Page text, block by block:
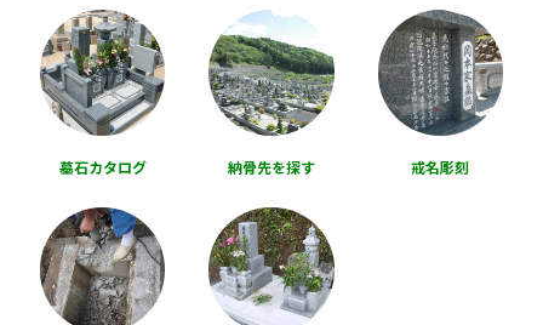
墓石カタログ 納骨先を探す 戒名彫刻